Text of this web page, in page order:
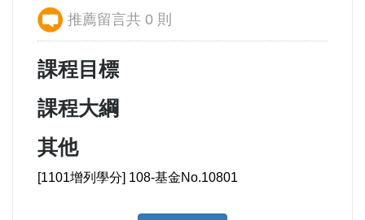
推薦留言共 0 則
課程目標
課程大綱
其他
[1101增列學分] 108-基金No.10801